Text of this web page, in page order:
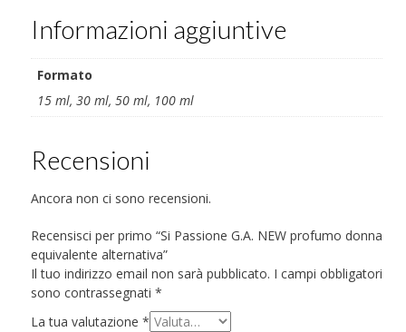
Informazioni aggiuntive
Formato
15 ml, 30 ml, 50 ml, 100 ml
Recensioni
Ancora non ci sono recensioni.
Recensisci per primo “Si Passione G.A. NEW profumo donna
equivalente alternativa”
Il tuo indirizzo email non sarà pubblicato. I campi obbligatori
sono contrassegnati *
La tua valutazione *